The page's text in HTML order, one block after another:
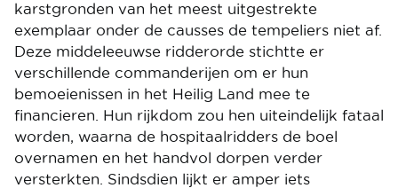
karstgronden van het meest uitgestrekte
exemplaar onder de causses de tempeliers niet af.
Deze middeleeuwse ridderorde stichtte er
verschillende commanderijen om er hun
bemoeienissen in het Heilig Land mee te
financieren. Hun rijkdom zou hen uiteindelijk fataal
worden, waarna de hospitaalridders de boel
overnamen en het handvol dorpen verder
versterkten. Sindsdien lijkt er amper iets